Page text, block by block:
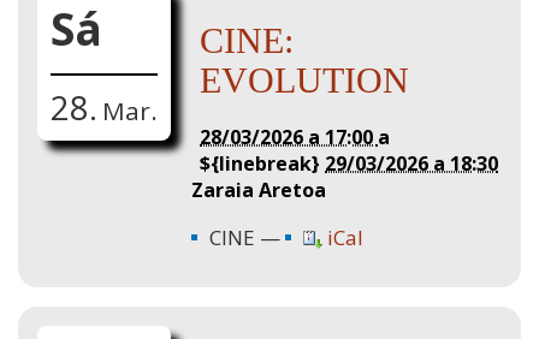
Sá
28. Mar.
CINE:
EVOLUTION
28/03/2026 a 17:00 a
${linebreak} 29/03/2026 a 18:30
Zaraia Aretoa
CINE iCal